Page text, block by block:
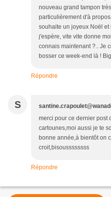
nouveau grand tampon
particulièrement d'à
souhaite un joyeux Noël
j'espère, vite vite donne
connais maintenant ?.. Je
bosser ce week-end là !
Répondre
S
merci pour ce dernier post
cartounes,moi aussi je te
bonne année,à bientôt on
croit,bisoussssssss
Répondre